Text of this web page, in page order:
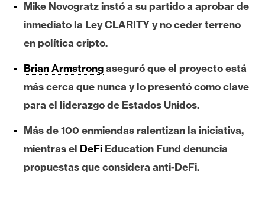
r
e
u
I
A
A
n
Mike Novogratz instó a su partido a aprobar de
inmediato la Ley CLARITY y no ceder terreno
en política cripto.
Brian Armstrongaseguró que el proyecto está
más cerca que nunca y lo presentó como clave
para el liderazgo de Estados Unidos.
Más de 100 enmiendas ralentizan la iniciativa,
mientras el DeFi Education Fund denuncia
propuestas que considera anti-DeFi.